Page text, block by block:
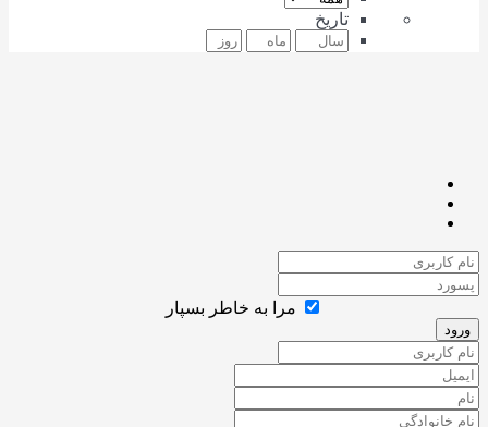
تاریخ
مرا به خاطر بسپار